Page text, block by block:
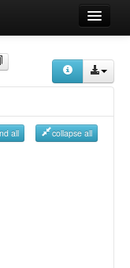
all collapse all